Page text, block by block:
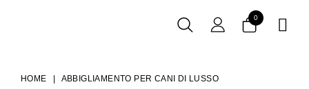
0 
HOME ABBIGLIAMENTO PER CANI DI LUSSO